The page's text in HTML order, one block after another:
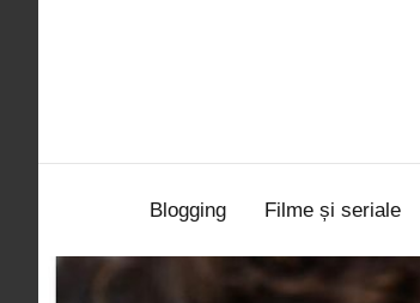
Blogging
Filme și seriale